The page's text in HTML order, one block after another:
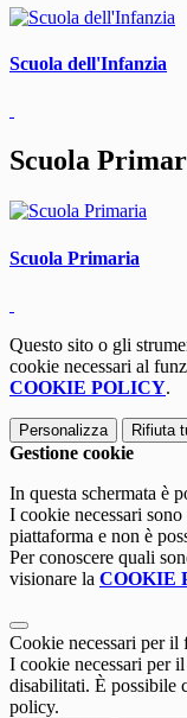
Scuola dell'Infanzia
Scuola
Scuola Primaria
Questo sito o gli
cookie necessari al
COOKIE POLICY.
Personalizza Rifiuta
Gestione cookie
In questa schermata è
I cookie necessari
piattaforma e non è
Per conoscere quali
visionare la COOKIE
Cookie necessari per il
I cookie necessari per
disabilitati. È possibile
policy.